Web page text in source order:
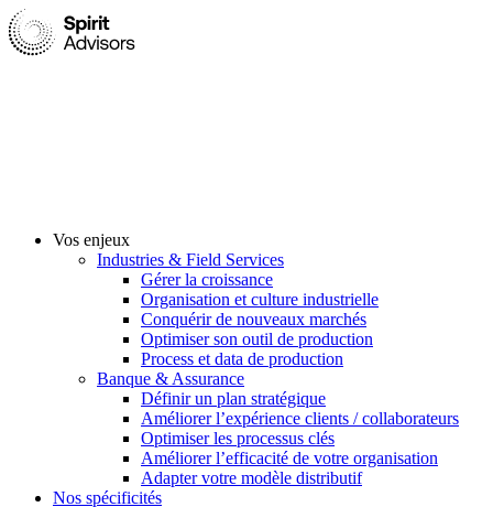
Vos enjeux
Industries & Field Services
Gérer la croissance
Organisation et culture industrielle
Conquérir de nouveaux marchés
Optimiser son outil de production
Process et data de production
Banque & Assurance
Définir un plan stratégique
Améliorer l’expérience clients / collaborateurs
Optimiser les processus clés
Améliorer l’efficacité de votre organisation
Adapter votre modèle distributif
Nos spécificités